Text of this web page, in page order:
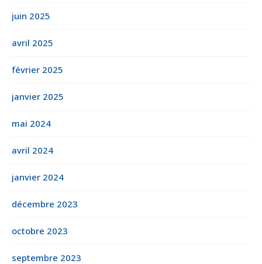
juin 2025
avril 2025
février 2025
janvier 2025
mai 2024
avril 2024
janvier 2024
décembre 2023
octobre 2023
septembre 2023